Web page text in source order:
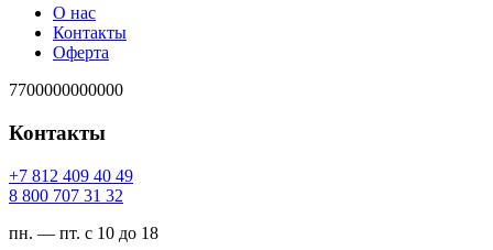
О нас
Контакты
Оферта
7700000000000
Контакты
94 04 904 218 7+
23 13 707 008 8
пн. — пт. с 10 до 18